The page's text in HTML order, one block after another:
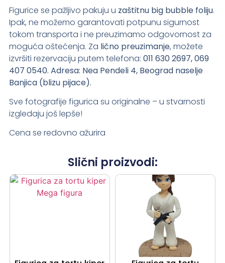
Figurice se pažljivo pakuju u zaštitnu big bubble foliju.
Ipak, ne možemo garantovati potpunu sigurnost
tokom transporta i ne preuzimamo odgovornost za
moguća oštećenja. Za lično preuzimanje, možete
izvršiti rezervaciju putem telefona: 011 630 2697, 069
407 0540. Adresa: Nea Pendeli 4, Beograd naselje
Banjica (blizu pijace).
Sve fotografije figurica su originalne – u stvarnosti
izgledaju još lepše!
Cena se redovno ažurira
Slični proizvodi: